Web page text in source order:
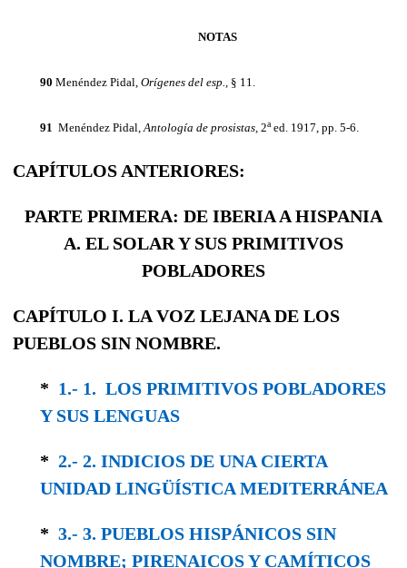
NOTAS
90 Menéndez Pidal, Orígenes del esp., § 11.
91 Menéndez Pidal, Antología de prosistas, 2aed. 1917, pp. 5-6.
CAPÍTULOS ANTERIORES:
PARTE PRIMERA: DE IBERIA A HISPANIA
A. EL SOLAR Y SUS PRIMITIVOS
POBLADORES
CAPÍTULO I. LA VOZ LEJANA DE LOS
PUEBLOS SIN NOMBRE.
* 1.- 1. LOS PRIMITIVOS POBLADORES
Y SUS LENGUAS
* 2.- 2. INDICIOS DE UNA CIERTA
UNIDAD LINGÜÍSTICA MEDITERRÁNEA
* 3.- 3. PUEBLOS HISPÁNICOS SIN
NOMBRE; PIRENAICOS Y CAMÍTICOS